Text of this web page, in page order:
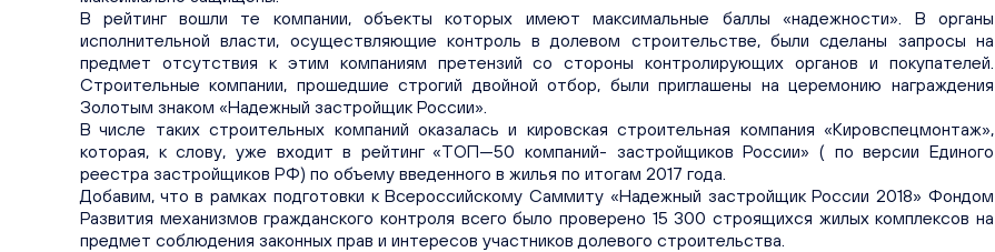
В рейтинг вошли те компании, объекты которых имеют максимальные баллы «надежности». В органы
исполнительной власти, осуществляющие контроль в долевом строительстве, были сделаны запросы на
предмет отсутствия к этим компаниям претензий со стороны контролирующих органов и покупателей.
Строительные компании, прошедшие строгий двойной отбор, были приглашены на церемонию награждения
Золотым знаком «Надежный застройщик России».
В числе таких строительных компаний оказалась и кировская строительная компания «Кировспецмонтаж»,
которая, к слову, уже входит в рейтинг «ТОП—50 компаний- застройщиков России» ( по версии Единого
реестра застройщиков РФ) по объему введенного в жилья по итогам 2017 года.
Добавим, что в рамках подготовки к Всероссийскому Саммиту «Надежный застройщик России 2018» Фондом
Развития механизмов гражданского контроля всего было проверено 15 300 строящихся жилых комплексов на
предмет соблюдения законных прав и интересов участников долевого строительства.